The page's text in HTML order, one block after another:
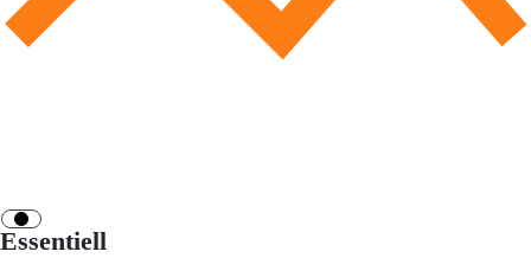
Essentiell